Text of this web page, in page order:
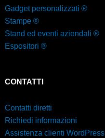
Gadget personalizzati ®
Stampe ®
Stand ed eventi aziendali ®
Espositori ®
CONTATTI
Contatti diretti
Richiedi informazioni
Assistenza clienti WordPress